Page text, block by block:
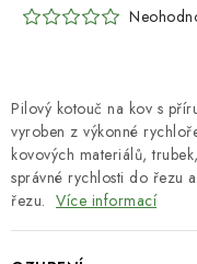
RUČNÍ NÁŘADÍ,
STROJE
Pilový kotouč na kov s
vyroben z výkonné
kovových materiálů,
správné rychlosti do řezu
řezu. Více informací